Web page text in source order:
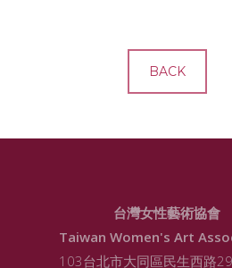
BACK
台灣女性藝術協會
Taiwan Women's Art
103台北市大同區民生西路